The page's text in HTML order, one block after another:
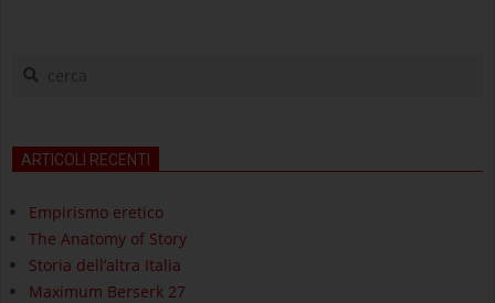
cerca
ARTICOLI RECENTI
Empirismo eretico
The Anatomy of Story
Storia dell’altra Italia
Maximum Berserk 27